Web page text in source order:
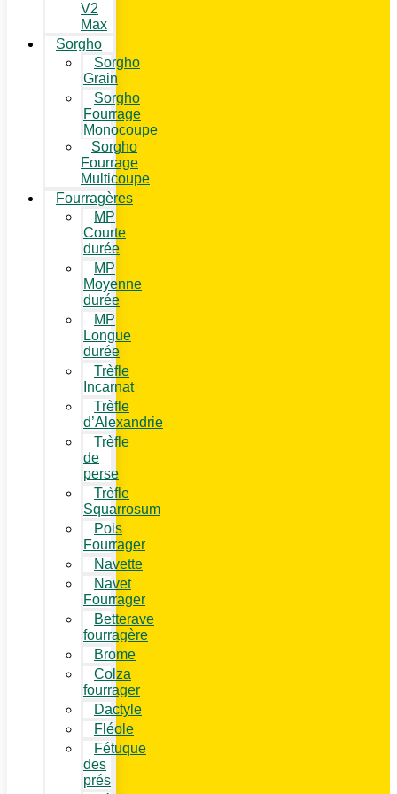
V2
Max
Sorgho
Sorgho
Grain
Sorgho
Fourrage
Monocoupe
Sorgho
Fourrage
Multicoupe
Fourragères
MP
Courte
durée
MP
Moyenne
durée
MP
Longue
durée
Trèfle
Incarnat
Trèfle
d’Alexandrie
Trèfle
de
perse
Trèfle
Squarrosum
Pois
Fourrager
Navette
Navet
Fourrager
Betterave
fourragère
Brome
Colza
fourrager
Dactyle
Fléole
Fétuque
des
prés